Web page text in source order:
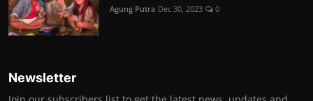
Agung Putra Dec 30, 2023 0
Newsletter